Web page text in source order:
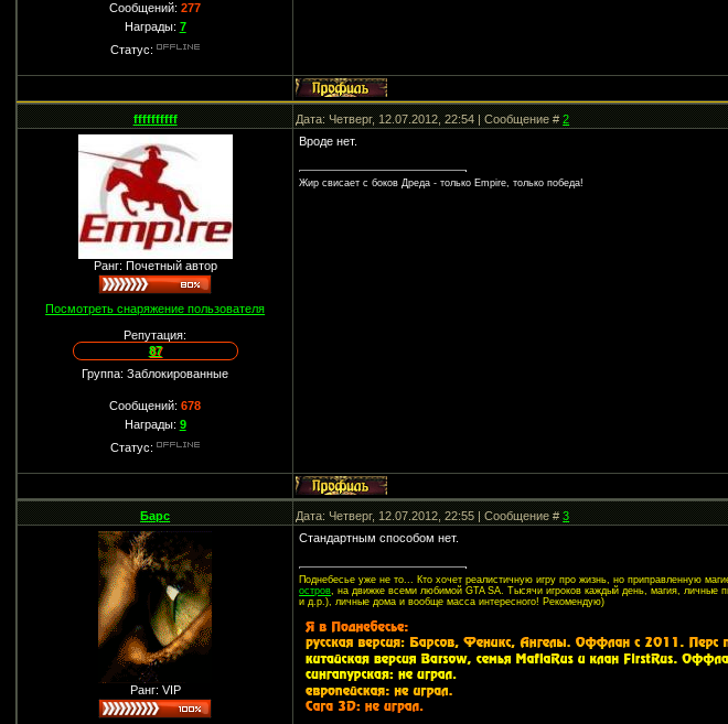
Сообщений:277
Награды: 7
Статус:
ffffffffff Дата: Четверг, 12.07.2012, 22:54 | Сообщение #2
Ранг: Почетный автор
Посмотреть снаряжение пользователя
Репутация:
87
Группа: Заблокированные
Сообщений:678
Награды: 9
Статус:
Вроде нет.
Жир свисает с боков Дреда - только Empire, только победа!
Барс Дата: Четверг, 12.07.2012, 22:55 | Сообщение #3
Ранг: VIP
Стандартным способом нет.
Поднебесье уже не то... Кто хочет реалистичную игру про жизнь, но приправленную
остров, на движке всеми любимой GTA SA. Тысячи игроков каждый день, магия, личные
и д.р.), личные дома и вообще масса интересного! Рекомендую)